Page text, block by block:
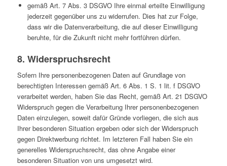
gemäß Art. 7 Abs. 3 DSGVO Ihre einmal erteilte Einwilligung
jederzeit gegenüber uns zu widerrufen. Dies hat zur Folge,
dass wir die Datenverarbeitung, die auf dieser Einwilligung
beruhte, für die Zukunft nicht mehr fortführen dürfen.
8. Widerspruchsrecht
Sofern Ihre personenbezogenen Daten auf Grundlage von
berechtigten Interessen gemäß Art. 6 Abs. 1 S. 1 lit. f DSGVO
verarbeitet werden, haben Sie das Recht, gemäß Art. 21 DSGVO
Widerspruch gegen die Verarbeitung Ihrer personenbezogenen
Daten einzulegen, soweit dafür Gründe vorliegen, die sich aus
Ihrer besonderen Situation ergeben oder sich der Widerspruch
gegen Direktwerbung richtet. Im letzteren Fall haben Sie ein
generelles Widerspruchsrecht, das ohne Angabe einer
besonderen Situation von uns umgesetzt wird.